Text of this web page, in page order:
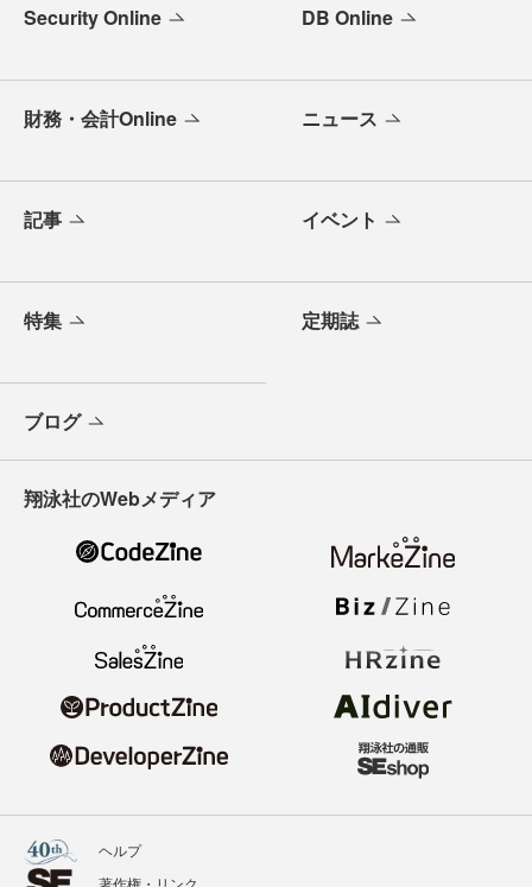
Security Online DB Online
財務・会計Online ニュース
記事 イベント
特集 定期誌
ブログ
翔泳社のWebメディア
ヘルプ